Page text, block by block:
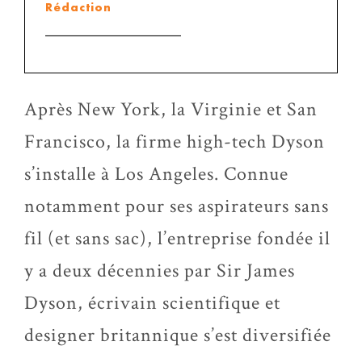
Rédaction
Après New York, la Virginie et San
Francisco, la firme high-tech Dyson
s’installe à Los Angeles. Connue
notamment pour ses aspirateurs sans
fil (et sans sac), l’entreprise fondée il
y a deux décennies par Sir James
Dyson, écrivain scientifique et
designer britannique s’est diversifiée